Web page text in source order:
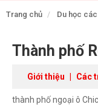
Trang chủ Du học
Thành phố
Giới thiệu | Các
thành phố ngoại ô